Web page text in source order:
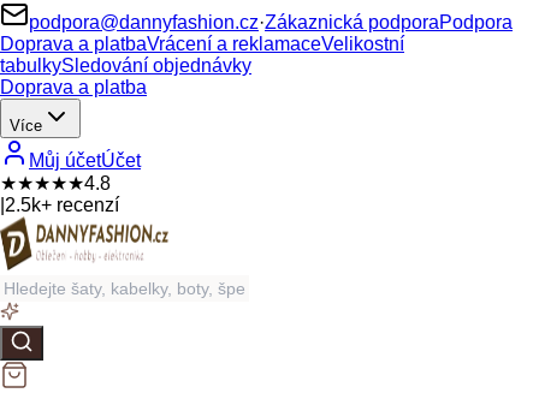
podpora@dannyfashion.cz·Zákaznická podporaPodpora
Doprava a platbaVrácení a reklamaceVelikostní
tabulkySledování objednávky
Doprava a platba
Více
Můj účetÚčet
★★★★★4.8
2.5k+ recenzí